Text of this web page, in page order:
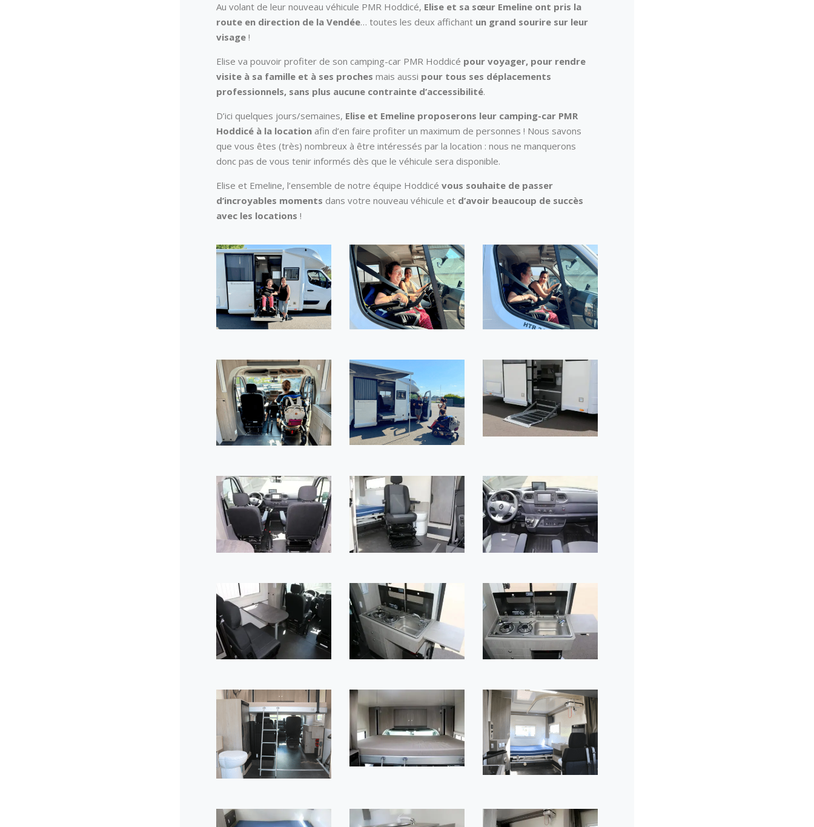
Au volant de leur nouveau véhicule PMR Hoddicé, Elise et sa sœur Emeline ont pris la
route en direction de la Vendée… toutes les deux affichant un grand sourire sur leur
visage !
Elise va pouvoir profiter de son camping-car PMR Hoddicé pour voyager, pour rendre
visite à sa famille et à ses proches mais aussi pour tous ses déplacements
professionnels, sans plus aucune contrainte d’accessibilité.
D’ici quelques jours/semaines, Elise et Emeline proposerons leur camping-car PMR
Hoddicé à la location afin d’en faire profiter un maximum de personnes ! Nous savons
que vous êtes (très) nombreux à être intéressés par la location : nous ne manquerons
donc pas de vous tenir informés dès que le véhicule sera disponible.
Elise et Emeline, l’ensemble de notre équipe Hoddicé vous souhaite de passer
d’incroyables moments dans votre nouveau véhicule et d’avoir beaucoup de succès
avec les locations !